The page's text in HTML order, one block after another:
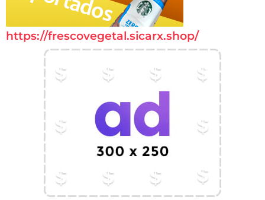
https://frescovegetal.sicarx.shop/